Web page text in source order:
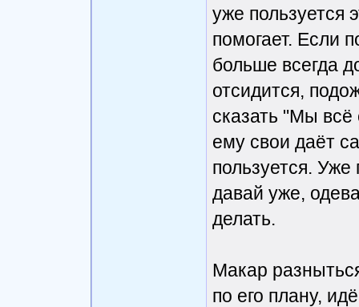
уже пользуется
помогает. Если
больше всегда
отсидится,
сказать "Мы всё
ему свои даёт
пользуется. Уже
давай уже,
делать.
Макар
по его плану,